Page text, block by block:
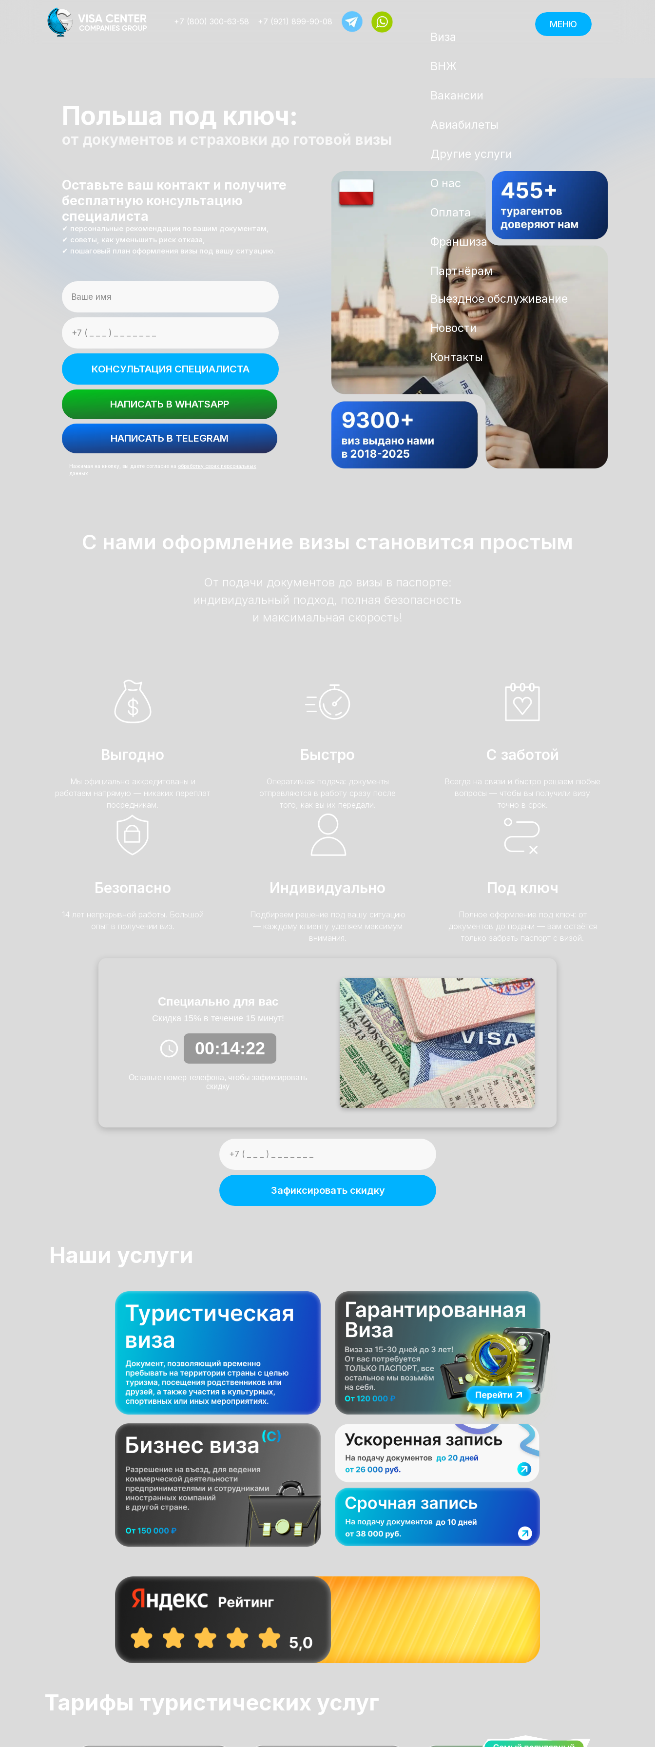
Виза
ВНЖ
Вакансии
Авиабилеты
Другие услуги
МЕНЮ
Новости
Выездное обслуживание
Партнёрам
О нас
Оплата
Контакты
Франшиза
+7 (921) 899-90-08
+7 (800) 300-63-58
от документов и страховки до готовой визы
Польша под ключ:
Оставьте ваш контакт и получите
бесплатную консультацию
специалиста
✔ персональные рекомендации по вашим документам,
✔ советы, как уменьшить риск отказа,
✔ пошаговый план оформления визы под вашу ситуацию.
КОНСУЛЬТАЦИЯ СПЕЦИАЛИСТА
Нажимая на кнопку, вы даете согласие на обработку своих персональных
данных
НАПИСАТЬ В TELEGRAM
НАПИСАТЬ В WHATSAPP
С нами оформление визы становится простым
От подачи документов до визы в паспорте:
индивидуальный подход, полная безопасность
и максимальная скорость!
Выгодно
Мы официально аккредитованы и
работаем напрямую — никаких переплат
посредникам.
Быстро
Оперативная подача: документы
отправляются в работу сразу после
того, как вы их передали.
С заботой
Всегда на связи и быстро решаем любые
вопросы — чтобы вы получили визу
точно в срок.
Безопасно
14 лет непрерывной работы. Большой
опыт в получении виз.
Индивидуально
Подбираем решение под вашу ситуацию
— каждому клиенту уделяем максимум
внимания.
Под ключ
Полное оформление под ключ: от
документов до подачи — вам остаётся
только забрать паспорт с визой.
Специально для вас
Скидка 15% в течение 15 минут!
00:14:20
Оставьте номер телефона, чтобы зафиксировать
скидку
Зафиксировать скидку
Наши услуги
Тарифы туристических услуг